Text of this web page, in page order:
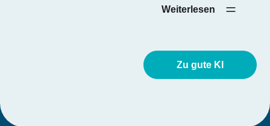
Weiterlesen‎ ‎ ‎ ‎ ‎
Zu gute KI